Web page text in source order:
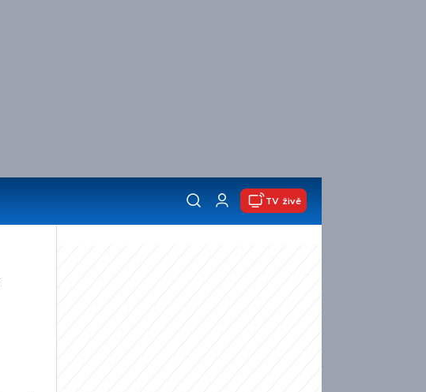
TV živě